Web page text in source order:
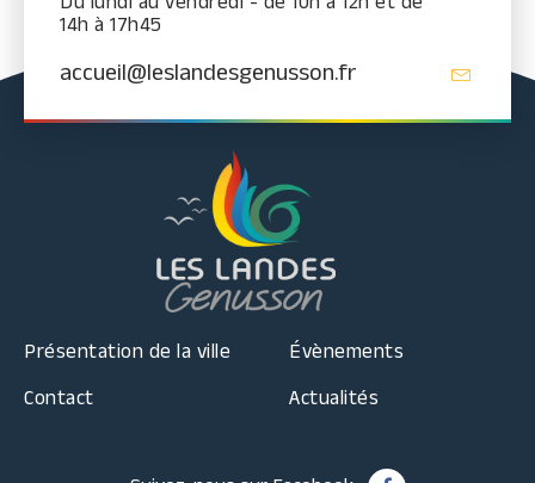
14h à 17h45
accueil@leslandesgenusson.fr
Présentation de la ville
Contact
Évènements
Actualités